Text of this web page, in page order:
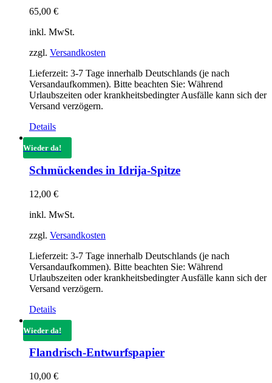
65,00 €
inkl. MwSt.
zzgl. Versandkosten
Lieferzeit: 3-7 Tage innerhalb Deutschlands (je nach
Versandaufkommen). Bitte beachten Sie: Während
Urlaubszeiten oder krankheitsbedingter Ausfälle kann sich der
Versand verzögern.
Details
Wieder da!
Schmückendes in Idrija-Spitze
12,00 €
inkl. MwSt.
zzgl. Versandkosten
Lieferzeit: 3-7 Tage innerhalb Deutschlands (je nach
Versandaufkommen). Bitte beachten Sie: Während
Urlaubszeiten oder krankheitsbedingter Ausfälle kann sich der
Versand verzögern.
Details
Wieder da!
Flandrisch-Entwurfspapier
10,00 €